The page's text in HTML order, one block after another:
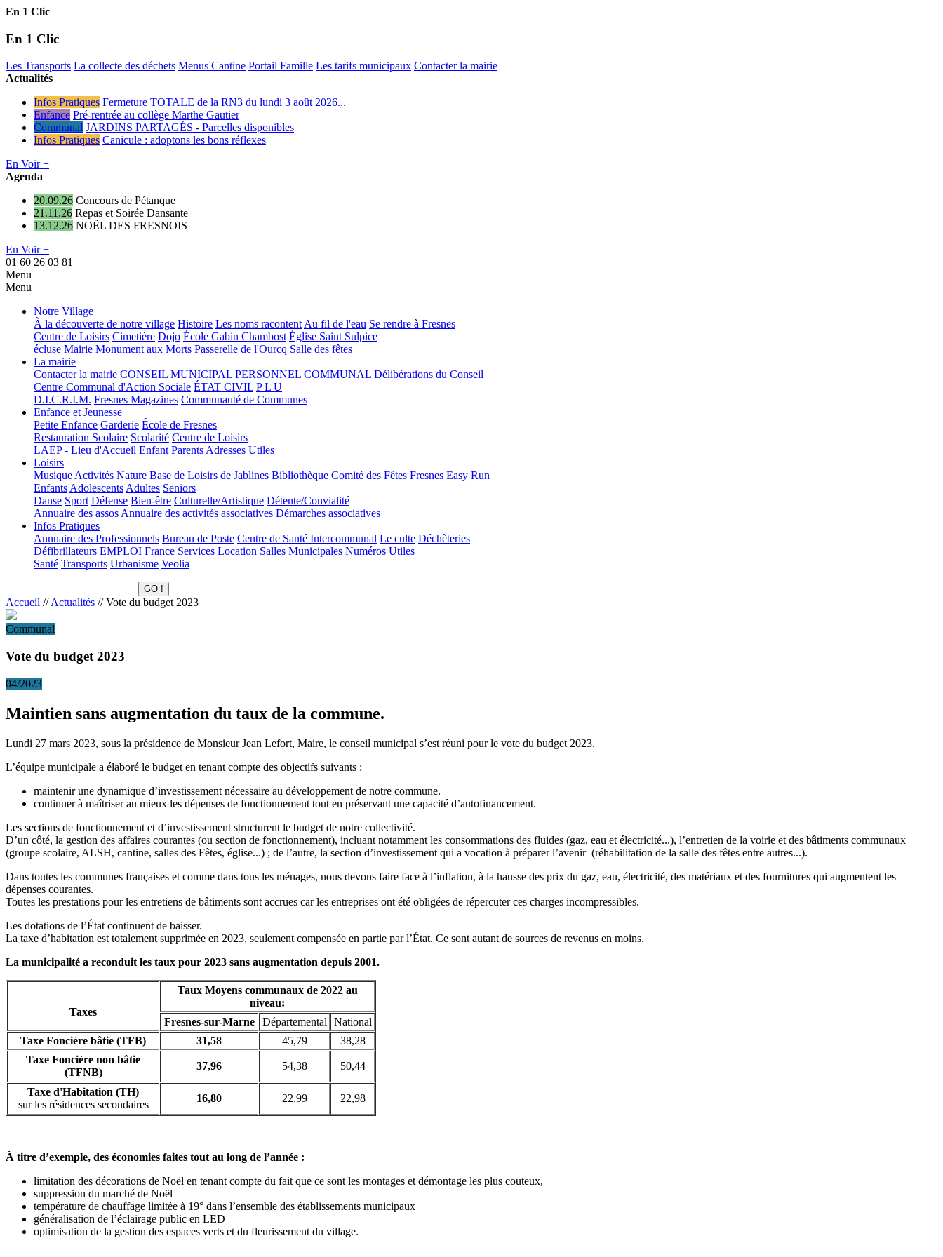
En 1 Clic
En 1 Clic
Les Transports La collecte des déchets Menus Cantine Portail Famille Les tarifs municipaux Contacter la mairie
Actualités
Infos Pratiques Fermeture TOTALE de la RN3 du lundi 3 août 2026...
Enfance Pré-rentrée au collège Marthe Gautier
Communal JARDINS PARTAGÉS - Parcelles disponibles
Infos Pratiques Canicule : adoptons les bons réflexes
En Voir +
Agenda
20.09.26 Concours de Pétanque
21.11.26 Repas et Soirée Dansante
13.12.26 NOËL DES FRESNOIS
En Voir +
01 60 26 03 81
Menu
Menu
Notre Village
À la découverte de notre village Histoire Les noms racontentAu fil de l'eau Se rendre à Fresnes
Centre de Loisirs Cimetière Dojo École Gabin Chambost Église Saint Sulpice
écluse Mairie Monument aux Morts Passerelle de l'Ourcq Salle des fêtes
La mairie
Contacter la mairie CONSEIL MUNICIPAL PERSONNEL COMMUNAL Délibérations du Conseil
Centre Communal d'Action Sociale ÉTAT CIVIL P L U
D.I.C.R.I.M. Fresnes Magazines Communauté de Communes
Enfance et Jeunesse
Petite Enfance Garderie École de Fresnes
Restauration Scolaire Scolarité Centre de Loisirs
LAEP - Lieu d'Accueil Enfant ParentsAdresses Utiles
Loisirs
MusiqueActivités Nature Base de Loisirs de Jablines Bibliothèque Comité des Fêtes Fresnes Easy Run
EnfantsAdolescentsAdultes Seniors
Danse Sport Défense Bien-être Culturelle/Artistique Détente/Convialité
Annuaire des assosAnnuaire des activités associatives Démarches associatives
Infos Pratiques
Annuaire des Professionnels Bureau de Poste Centre de Santé Intercommunal Le culte Déchèteries
Défibrillateurs EMPLOI France Services Location Salles Municipales Numéros Utiles
Santé Transports Urbanisme Veolia
Accueil //Actualités // Vote du budget 2023
Communal
Vote du budget 2023
04/2023
Maintien sans augmentation du taux de la commune.
Lundi 27 mars 2023, sous la présidence de Monsieur Jean Lefort, Maire, le conseil municipal s’est réuni pour le vote du budget 2023.
L’équipe municipale a élaboré le budget en tenant compte des objectifs suivants :
maintenir une dynamique d’investissement nécessaire au développement de notre commune.
continuer à maîtriser au mieux les dépenses de fonctionnement tout en préservant une capacité d’autofinancement.
Les sections de fonctionnement et d’investissement structurent le budget de notre collectivité.
D’un côté, la gestion des affaires courantes (ou section de fonctionnement), incluant notamment les consommations des fluides (gaz, eau et électricité...), l’entretien de la voirie et des bâtiments communaux
(groupe scolaire, ALSH, cantine, salles des Fêtes, église...) ; de l’autre, la section d’investissement qui a vocation à préparer l’avenir (réhabilitation de la salle des fêtes entre autres...).
Dans toutes les communes françaises et comme dans tous les ménages, nous devons faire face à l’inflation, à la hausse des prix du gaz, eau, électricité, des matériaux et des fournitures qui augmentent les
dépenses courantes.
Toutes les prestations pour les entretiens de bâtiments sont accrues car les entreprises ont été obligées de répercuter ces charges incompressibles.
Les dotations de l’État continuent de baisser.
La taxe d’habitation est totalement supprimée en 2023, seulement compensée en partie par l’État. Ce sont autant de sources de revenus en moins.
La municipalité a reconduit les taux pour 2023 sans augmentation depuis 2001.
Taxes
Taux Moyens communaux de 2022 au
niveau:
Fresnes-sur-Marne
Départemental
National
Taxe Foncière bâtie (TFB)
31,58 45,79
38,28
Taxe Foncière non bâtie
(TFNB)
37,96 54,38 50,44
Taxe d'Habitation (TH)
sur les résidences secondaires
16,80 22,99 22,98
À titre d’exemple, des économies faites tout au long de l’année :
limitation des décorations de Noël en tenant compte du fait que ce sont les montages et démontage les plus couteux,
suppression du marché de Noël
température de chauffage limitée à 19° dans l’ensemble des établissements municipaux
généralisation de l’éclairage public en LED
optimisation de la gestion des espaces verts et du fleurissement du village.